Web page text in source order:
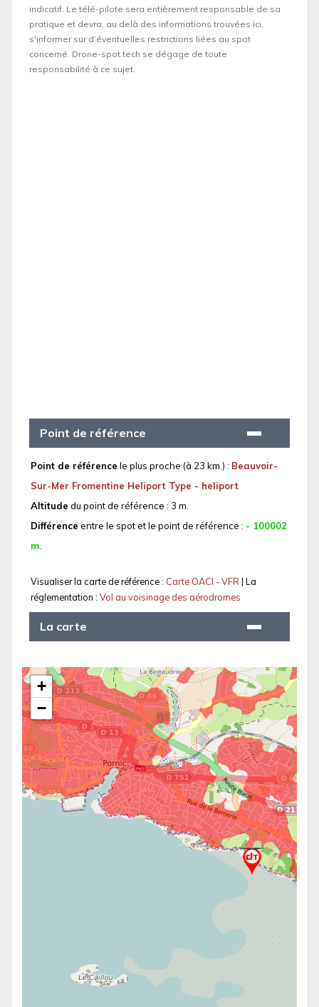
indicatif. Le télé-pilote sera entièrement responsable de sa
pratique et devra, au delà des informations trouvées ici,
s'informer sur d’éventuelles restrictions liées au spot
concerné. Drone-spot.tech se dégage de toute
responsabilité à ce sujet.
Point de référence
Point de référence le plus proche (à 23 km.) : Beauvoir-
Sur-Mer Fromentine Heliport Type - heliport
Altitude du point de référence : 3 m.
Différence entre le spot et le point de référence : - 100002
m.
Visualiser la carte de référence : Carte OACI - VFR | La
réglementation : Vol au voisinage des aérodromes
La carte